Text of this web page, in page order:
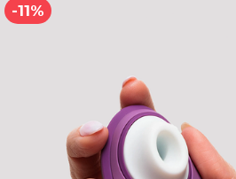
-11%